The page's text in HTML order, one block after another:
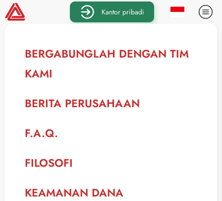
Kantor pribadi
BERGABUNGLAH DENGAN TIM
KAMI
BERITA PERUSAHAAN
F.A.Q.
FILOSOFI
KEAMANAN DANA